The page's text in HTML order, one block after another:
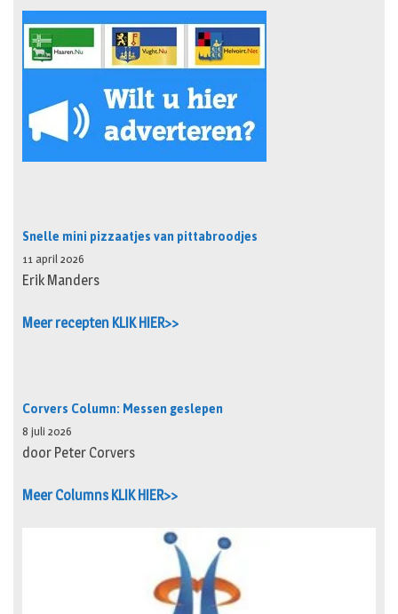
Snelle mini pizzaatjes van pittabroodjes
11 april 2026
Erik Manders
Meer recepten KLIK HIER>>
Corvers Column: Messen geslepen
8 juli 2026
door Peter Corvers
Meer Columns KLIK HIER>>